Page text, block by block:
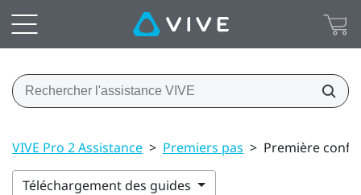
VIVE Pro 2 Assistance > Premiers pas > Première
Téléchargement des guides